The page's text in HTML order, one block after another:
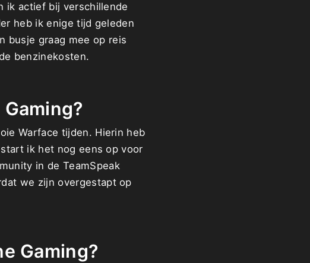
ik actief bij verschillende
heb ik enige tijd geleden
busje graag mee op reis
benzinekosten.
Warface tijden. Hierin heb
ik het nog eens op voor
in de TeamSpeak
we zijn overgestapt op
Gaming?